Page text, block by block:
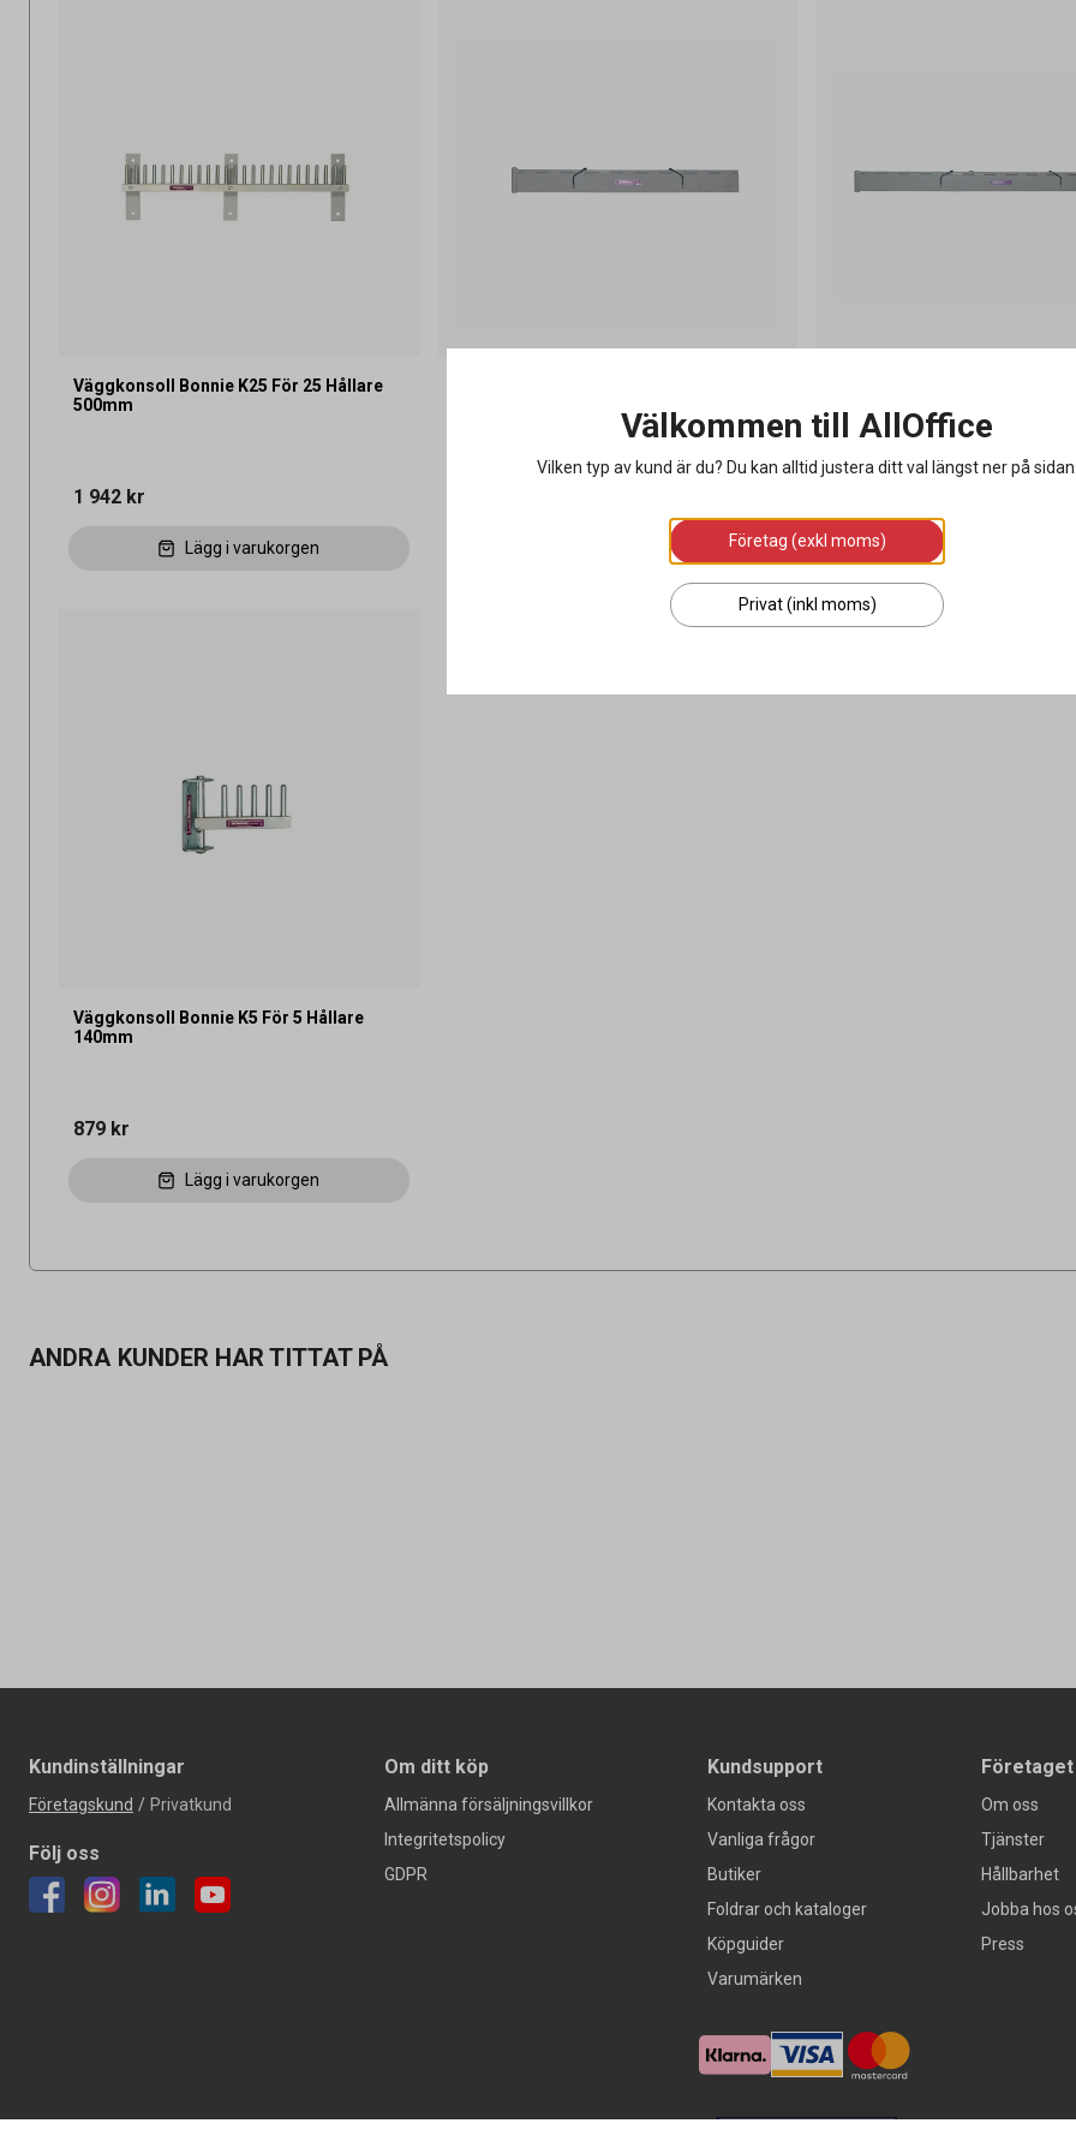
Väggkonsoll Bonnie K25 För 25 Hållare
500mm
1 942 kr
Lägg i varukorgen Lägg i varukorgen
Väggkonsoll Bonnie K5 För 5 Hållare
140mm
879 kr
Lägg i varukorgen
ANDRA KUNDER HAR TITTAT PÅ
Kundinställningar
Företagskund / Privatkund
Följ oss
Om ditt köp
Allmänna försäljningsvillkor
Integritetspolicy
GDPR
Kundsupport
Kontakta oss
Vanliga frågor
Butiker
Foldrar och kataloger
Köpguider
Varumärken
Företaget
Om oss
Tjänster
Hållbarhet
Jobba hos
Press
Välkommen till AllOffice
Vilken typ av kund är du? Du kan alltid justera ditt val längst ner på sidan.
Företag (exkl moms)
Privat (inkl moms)